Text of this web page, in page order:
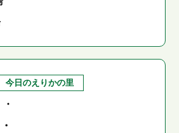
今日のえりかの里